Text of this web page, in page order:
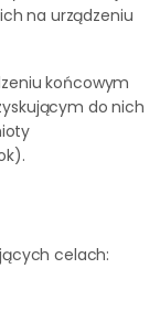
na urządzeniu
końcowym
do nich
celach: